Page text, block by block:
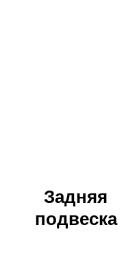
Задняя
подвеска